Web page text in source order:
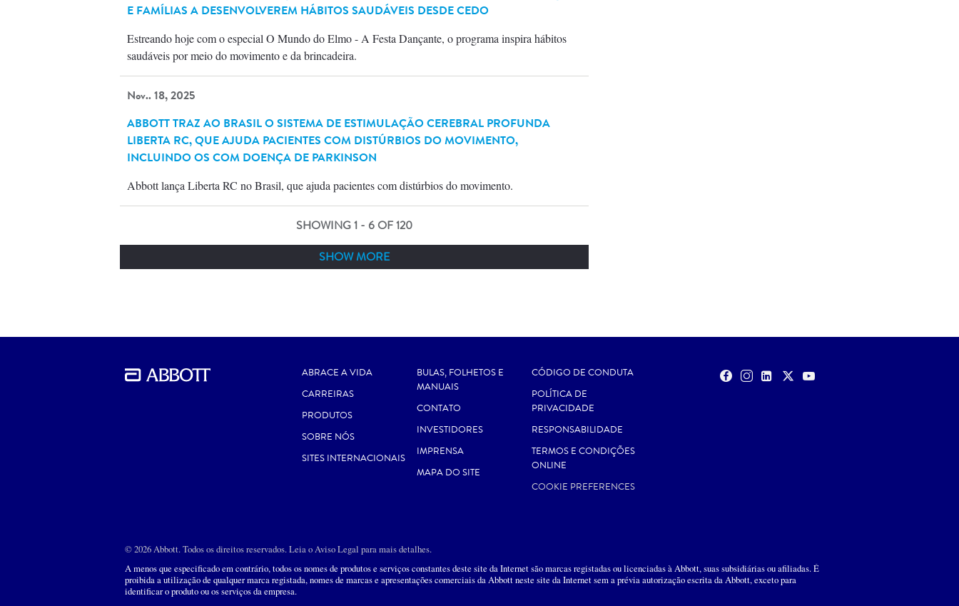
E FAMÍLIAS A DESENVOLVEREM HÁBITOS SAUDÁVEIS DESDE CEDO
Estreando hoje com o especial O Mundo do Elmo - A Festa Dançante, o programa inspira hábitos
saudáveis por meio do movimento e da brincadeira.
Nov.. 18, 2025
ABBOTT TRAZ AO BRASIL O SISTEMA DE ESTIMULAÇÃO CEREBRAL PROFUNDA
LIBERTA RC, QUE AJUDA PACIENTES COM DISTÚRBIOS DO MOVIMENTO,
INCLUINDO OS COM DOENÇA DE PARKINSON
Abbott lança Liberta RC no Brasil, que ajuda pacientes com distúrbios do movimento.
SHOWING 1 - 6OF 120
SHOW MORE
ABRACE A VIDA
CARREIRAS
PRODUTOS
SOBRE NÓS
SITES INTERNACIONAIS
BULAS, FOLHETOS E
MANUAIS
CONTATO
INVESTIDORES
IMPRENSA
MAPA DO SITE
CÓDIGO DE CONDUTA
POLÍTICA DE
PRIVACIDADE
RESPONSABILIDADE
TERMOS E CONDIÇÕES
ONLINE
COOKIE PREFERENCES
© 2026 Abbott. Todos os direitos reservados. Leia o Aviso Legal para mais detalhes.
A menos que especificado em contrário, todos os nomes de produtos e serviços constantes deste site da Internet são marcas registadas ou licenciadas à Abbott, suas subsidiárias ou afiliadas. É
proibida a utilização de qualquer marca registada, nomes de marcas e apresentações comerciais da Abbott neste site da Internet sem a prévia autorização escrita da Abbott, exceto para
identificar o produto ou os serviços da empresa.